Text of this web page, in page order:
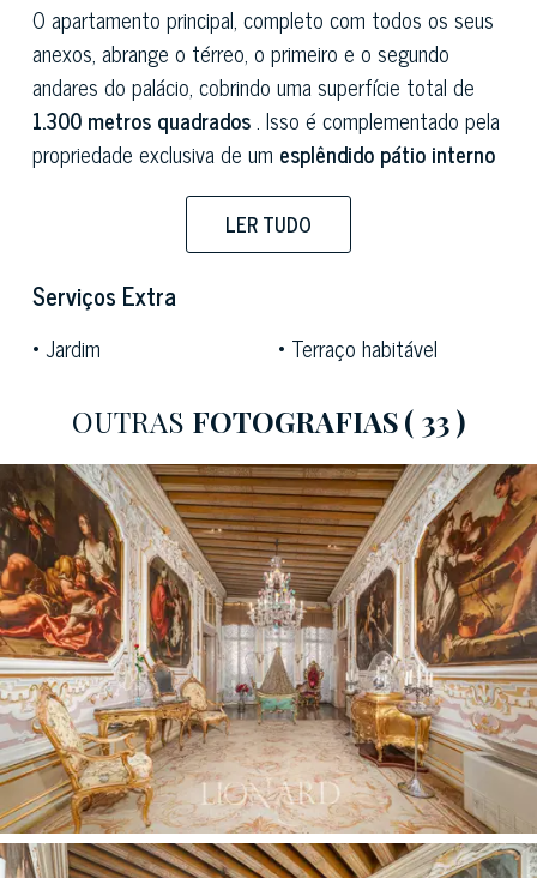
O apartamento principal, completo com todos os seus
anexos, abrange o térreo, o primeiro e o segundo
andares do palácio, cobrindo uma superfície total de
1.300 metros quadrados. Isso é complementado pela
propriedade exclusiva de um esplêndido pátio interno
jardim privado de 315 metros quadrados
acessado através do imponente portego. A
propriedade também inclui umaunidade adicional
terceiro andar do palácio, exigindo renovação completa.
Este espaço pode ser facilmente conectado ao
apartamento principal abaixo por meio de uma escada
direto à propriedade por barco.
Localizada nobairro de Castello, um dos mais
autênticos e animados deVeneza, a propriedade fica
literalmente a poucos passos daPraça de São Marcos
e do calli mais famoso da cidade. A área oferece um
equilíbrio perfeito entre elegância histórica e vida
cotidiana local, com uma variedade de boutiques,
restaurantes e cafés típicos.O Parque da Bienal,
famoso por sediar a prestigiosa Bienal de Arte
Contemporânea a cada dois anos, fica nas imediações,
oferecendo uma conexão importante tanto com o
ambiente natural ao redor quanto com a cena artística
internacional.
LER TUDO
Serviços Extra
Jardim Terraço habitável
OUTRAS FOTOGRAFIAS( 33 )